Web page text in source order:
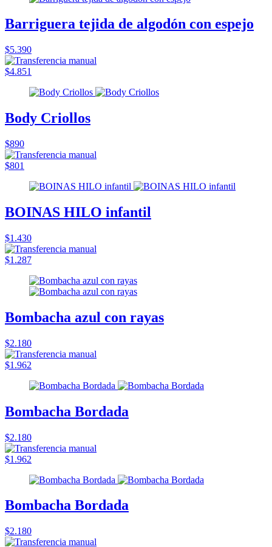
Barriguera tejida de algodón con espejo
$5.390
$4.851
Body Criollos
$890
$801
BOINAS HILO infantil
$1.430
$1.287
Bombacha azul con rayas
$2.180
$1.962
Bombacha Bordada
$2.180
$1.962
Bombacha Bordada
$2.180